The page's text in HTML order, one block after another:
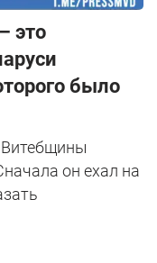
это
было
Витебщины
он ехал на